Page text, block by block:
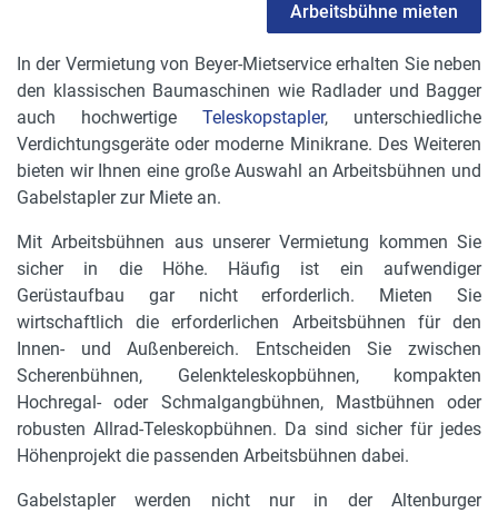
Arbeitsbühne mieten
In der Vermietung von Beyer-Mietservice erhalten Sie neben
den klassischen Baumaschinen wie Radlader und Bagger
auch hochwertige Teleskopstapler, unterschiedliche
Verdichtungsgeräte oder moderne Minikrane. Des Weiteren
bieten wir Ihnen eine große Auswahl an Arbeitsbühnen und
Gabelstapler zur Miete an.
Mit Arbeitsbühnen aus unserer Vermietung kommen Sie
sicher in die Höhe. Häufig ist ein aufwendiger
Gerüstaufbau gar nicht erforderlich. Mieten Sie
wirtschaftlich die erforderlichen Arbeitsbühnen für den
Innen- und Außenbereich. Entscheiden Sie zwischen
Scherenbühnen, Gelenkteleskopbühnen, kompakten
Hochregal- oder Schmalgangbühnen, Mastbühnen oder
robusten Allrad-Teleskopbühnen. Da sind sicher für jedes
Höhenprojekt die passenden Arbeitsbühnen dabei.
Gabelstapler werden nicht nur in der Altenburger